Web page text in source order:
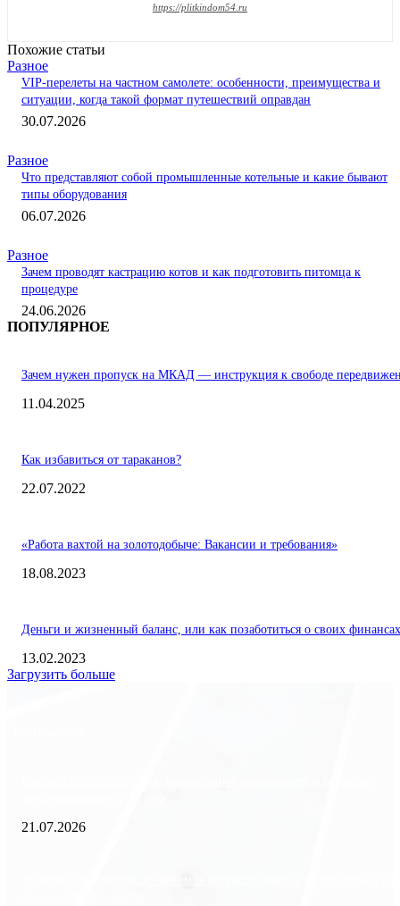
https://plitkindom54.ru
Похожие статьи
Разное
VIP-перелеты на частном самолете: особенности, преимущества и
ситуации, когда такой формат путешествий оправдан
30.07.2026
Разное
Что представляют собой промышленные котельные и какие бывают
типы оборудования
06.07.2026
Разное
Зачем проводят кастрацию котов и как подготовить питомца к
процедуре
24.06.2026
ПОПУЛЯРНОЕ
Зачем нужен пропуск на МКАД — инструкция к свободе
11.04.2025
Как избавиться от тараканов?
22.07.2022
«Работа вахтой на золотодобыче: Вакансии и требования»
18.08.2023
Деньги и жизненный баланс, или как позаботиться о своих финансах
13.02.2023
Загрузить больше
21.07.2026